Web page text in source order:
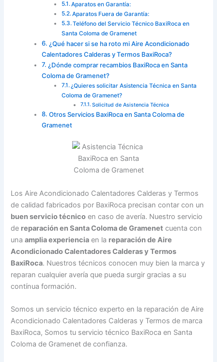
Aparatos en Garantía:
Aparatos Fuera de Garantía:
Teléfono del Servicio Técnico BaxiRoca en
Santa Coloma de Gramenet
¿Qué hacer si se ha roto mi Aire Acondicionado
Calentadores Calderas y Termos BaxiRoca?
¿Dónde comprar recambios BaxiRoca en Santa
Coloma de Gramenet?
¿Quieres solicitar Asistencia Técnica en Santa
Coloma de Gramenet?
Solicitud de Asistencia Técnica
Otros Servicios BaxiRoca en Santa Coloma de
Gramenet
Los Aire Acondicionado Calentadores Calderas y Termos
de calidad fabricados por BaxiRoca precisan contar con un
buen servicio técnico en caso de avería. Nuestro servicio
de reparación en Santa Coloma de Gramenet cuenta con
unaamplia experiencia en la reparación de Aire
Acondicionado Calentadores Calderas y Termos
BaxiRoca. Nuestros técnicos conocen muy bien la marca y
reparan cualquier avería que pueda surgir gracias a su
contínua formación.
Somos un servicio técnico experto en la reparación de Aire
Acondicionado Calentadores Calderas y Termos de marca
BaxiRoca, Somos tu servicio técnico BaxiRoca en Santa
Coloma de Gramenet de confianza.